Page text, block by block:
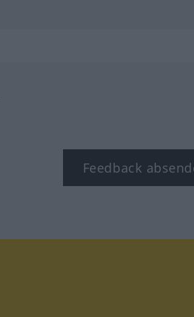
Feedback